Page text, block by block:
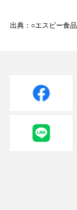
出典：○エスビー食品